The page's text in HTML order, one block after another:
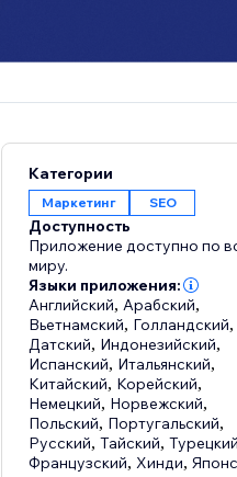
Категории
Маркетинг SEO
Доступность
Приложение доступно по
миру.
Языки приложения:
Английский, Арабский,
Вьетнамский, Голландский,
Датский, Индонезийский,
Испанский, Итальянский,
Китайский, Корейский,
Немецкий, Норвежский,
Польский, Португальский,
Русский,Тайский,Турецкий
Французский, Хинди,